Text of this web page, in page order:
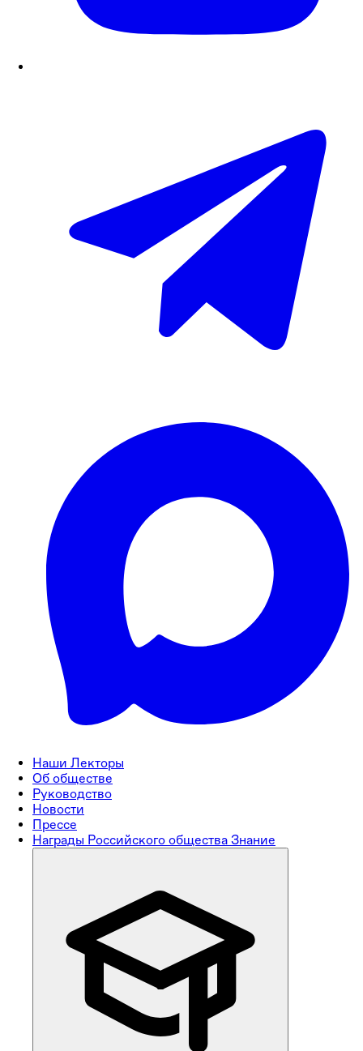
Наши Лекторы
Об обществе
Руководство
Новости
Прессе
Награды Российского общества Знание